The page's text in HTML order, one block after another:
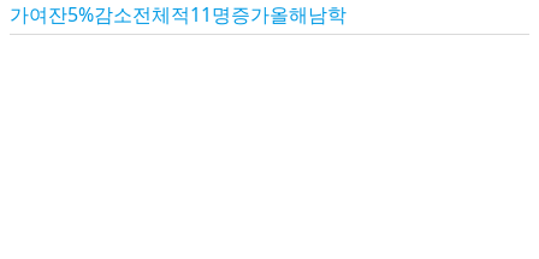
가여잔5%감소전체적11명증가올해남학